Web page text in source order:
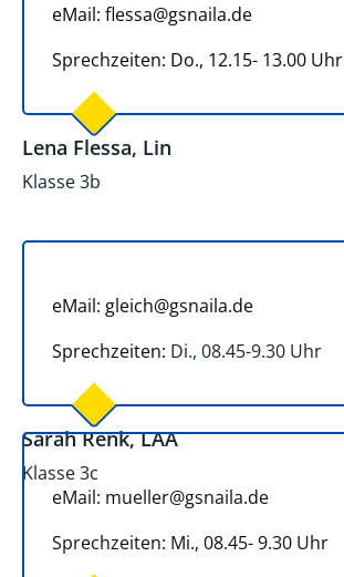
eMail: flessa@gsnaila.de
Sprechzeiten: Do., 12.15- 13.00 Uhr
Lena Flessa, Lin
Klasse 3b
eMail: gleich@gsnaila.de
Sprechzeiten: Di., 08.45-9.30 Uhr
Sarah Renk, LAA
Klasse 3c
eMail: mueller@gsnaila.de
Sprechzeiten: Mi., 08.45- 9.30 Uhr